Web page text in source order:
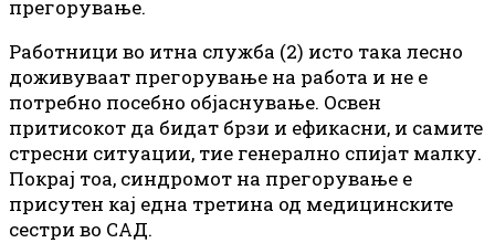
прегорување.
Работници во итна служба (2) исто така лесно
доживуваат прегорување на работа и не е
потребно посебно објаснување. Освен
притисокот да бидат брзи и ефикасни, и самите
стресни ситуации, тие генерално спијат малку.
Покрај тоа, синдромот на прегорување е
присутен кај една третина од медицинските
сестри во САД.